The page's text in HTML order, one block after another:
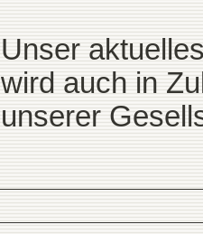
Unser
wird auch in
unserer